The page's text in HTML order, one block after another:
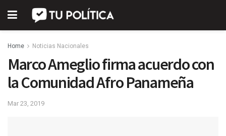
Home Noticias Nacionales
Marco Ameglio firma acuerdo con
la Comunidad Afro Panameña
Mar 23, 2019